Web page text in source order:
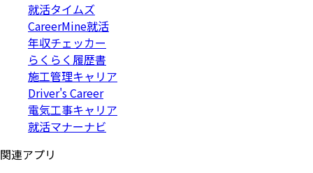
就活タイムズ
CareerMine就活
年収チェッカー
らくらく履歴書
施工管理キャリア
Driver's Career
電気工事キャリア
就活マナーナビ
関連アプリ